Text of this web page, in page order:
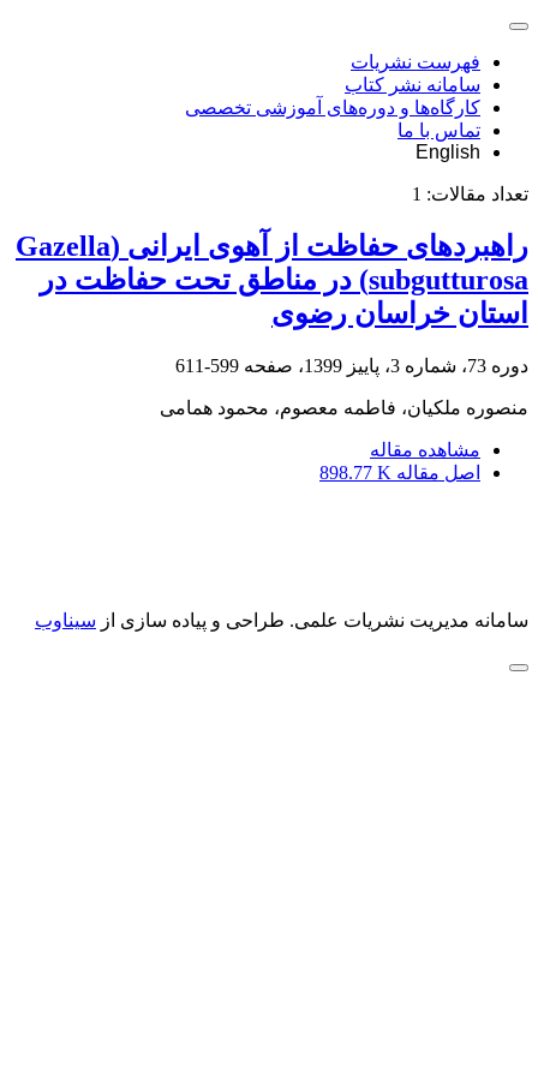
فهرست نشریات
سامانه نشر کتاب
کارگاه‌ها و دوره‌های آموزشی تخصصی
تماس با ما
English
تعداد مقالات: 1
راهبردهای حفاظت از آهوی ایرانی (Gazella
subgutturosa) در مناطق تحت حفاظت در
استان خراسان رضوی
دوره 73، شماره 3، پاییز 1399، صفحه 599-611
منصوره ملکیان، فاطمه معصوم، محمود همامی
مشاهده مقاله
اصل مقاله 898.77 K
سامانه مدیریت نشریات علمی. طراحی و پیاده سازی از سیناوب